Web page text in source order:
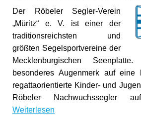
Der Röbeler Segler-Verein
„Müritz“ e. V. ist einer der
traditionsreichsten und
größten Segelsportvereine der
Mecklenburgischen
besonderes Augenmerk auf eine
regattaorientierte Kinder- und
Röbeler Nachwuchssegler
Weiterlesen